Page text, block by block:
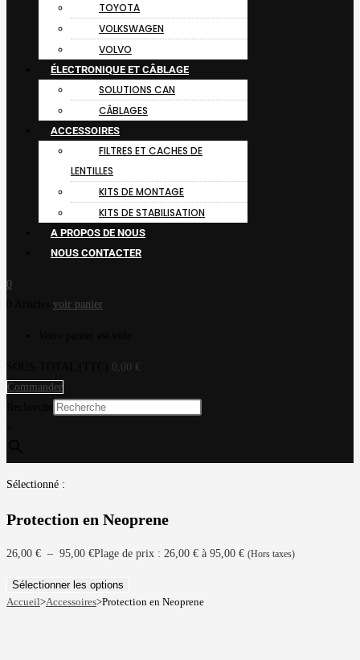
TOYOTA
VOLKSWAGEN
VOLVO
ÉLECTRONIQUE ET CÂBLAGE
SOLUTIONS CAN
CÂBLAGES
ACCESSOIRES
FILTRES ET CACHES DE
LENTILLES
KITS DE MONTAGE
KITS DE STABILISATION
A PROPOS DE NOUS
NOUS CONTACTER
0
voir panier
0,00 €
Commander
Sélectionné :
Protection en Neoprene
26,00 € – 95,00 €Plage de prix : 26,00 € à 95,00 € (Hors taxes)
Sélectionner les options
Accueil>Accessoires>Protection en Neoprene